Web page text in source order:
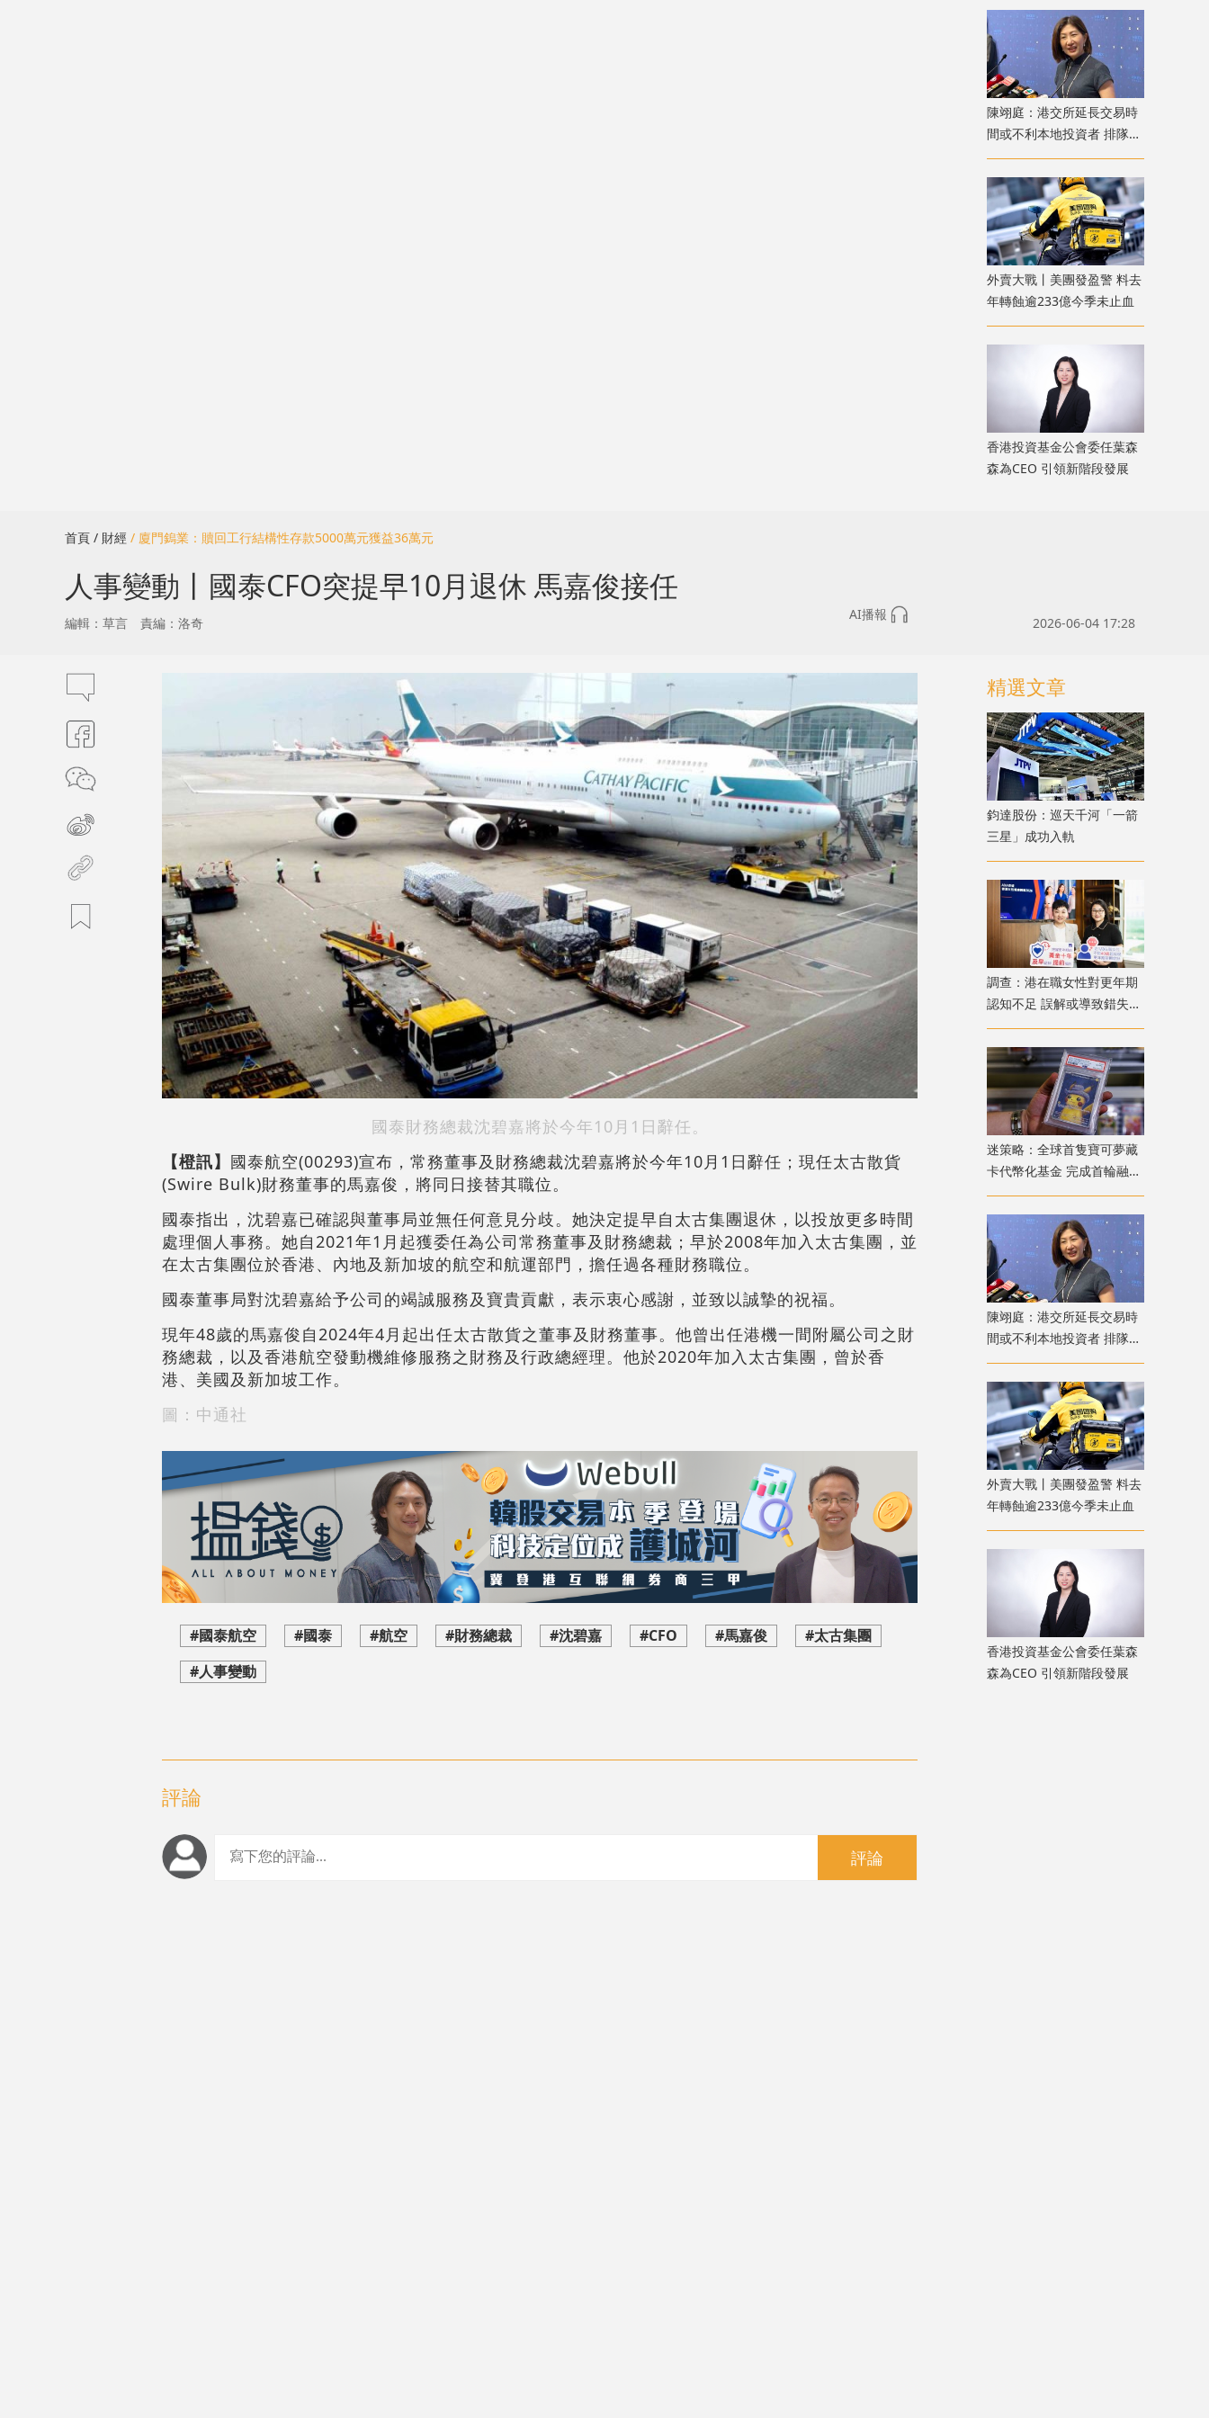
陳翊庭：港交所延長交易時
間或不利本地投資者 排隊上
市公司數量創新高
外賣大戰丨美團發盈警 料去
年轉蝕逾233億今季未止血
香港投資基金公會委任葉森
森為CEO 引領新階段發展
首頁 / 財經 / 廈門鎢業：贖回工行結構性存款5000萬元獲益36萬元
人事變動丨國泰CFO突提早10月退休 馬嘉俊接任
AI播報
編輯：草言 責編：洛奇 2026-06-04 17:28
國泰財務總裁沈碧嘉將於今年10月1日辭任。
【橙訊】 國泰航空(00293)宣布，常務董事及財務總裁沈碧嘉將於今年10月1日辭任；現任太古散貨
(Swire Bulk)財務董事的馬嘉俊，將同日接替其職位。
國泰指出，沈碧嘉已確認與董事局並無任何意見分歧。她決定提早自太古集團退休，以投放更多時間
處理個人事務。她自2021年1月起獲委任為公司常務董事及財務總裁；早於2008年加入太古集團，並
在太古集團位於香港、內地及新加坡的航空和航運部門，擔任過各種財務職位。
國泰董事局對沈碧嘉給予公司的竭誠服務及寶貴貢獻，表示衷心感謝，並致以誠摯的祝福。
現年48歲的馬嘉俊自2024年4月起出任太古散貨之董事及財務董事。他曾出任港機一間附屬公司之財
務總裁，以及香港航空發動機維修服務之財務及行政總經理。他於2020年加入太古集團，曾於香
港、美國及新加坡工作。
圖：中通社
#國泰航空 #國泰 #航空 #財務總裁 #沈碧嘉 #CFO #馬嘉俊
#太古集團
#人事變動
評論
評論
精選文章
鈞達股份：巡天千河「一箭
三星」成功入軌
調查：港在職女性對更年期
認知不足 誤解或導致錯失
「黃金預防期」
迷策略：全球首隻寶可夢藏
卡代幣化基金 完成首輪融資
兼獲超購
陳翊庭：港交所延長交易時
間或不利本地投資者 排隊上
市公司數量創新高
外賣大戰丨美團發盈警 料去
年轉蝕逾233億今季未止血
香港投資基金公會委任葉森
森為CEO 引領新階段發展